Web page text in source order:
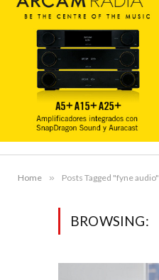
Home » Posts Tagged "fyne audio"
BROWSING: